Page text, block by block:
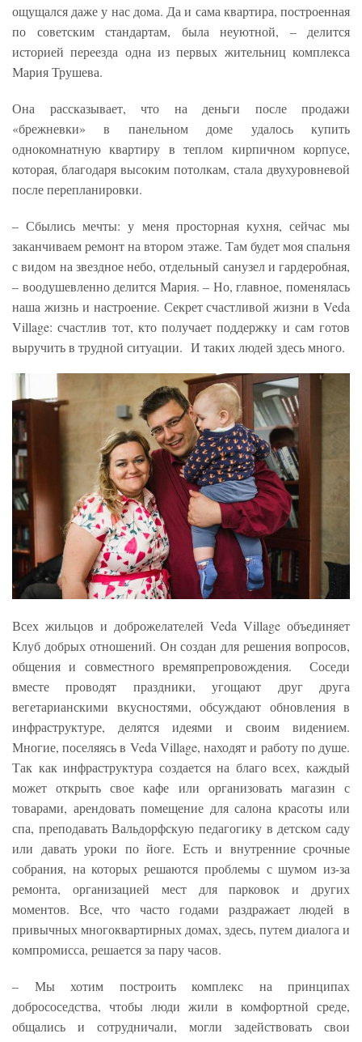
ощущался даже у нас дома. Да и сама квартира, построенная
по советским стандартам, была неуютной, – делится
историей переезда одна из первых жительниц комплекса
Мария Трушева.
Она рассказывает, что на деньги после продажи
«брежневки» в панельном доме удалось купить
однокомнатную квартиру в теплом кирпичном корпусе,
которая, благодаря высоким потолкам, стала двухуровневой
после перепланировки.
– Сбылись мечты: у меня просторная кухня, сейчас мы
заканчиваем ремонт на втором этаже. Там будет моя спальня
с видом на звездное небо, отдельный санузел и гардеробная,
– воодушевленно делится Мария. – Но, главное, поменялась
наша жизнь и настроение. Секрет счастливой жизни в Veda
Village: счастлив тот, кто получает поддержку и сам готов
выручить в трудной ситуации. И таких людей здесь много.
Всех жильцов и доброжелателей Veda Village объединяет
Клуб добрых отношений. Он создан для решения вопросов,
общения и совместного времяпрепровождения. Соседи
вместе проводят праздники, угощают друг друга
вегетарианскими вкусностями, обсуждают обновления в
инфраструктуре, делятся идеями и своим видением.
Многие, поселяясь в Veda Village, находят и работу по душе.
Так как инфраструктура создается на благо всех, каждый
может открыть свое кафе или организовать магазин с
товарами, арендовать помещение для салона красоты или
спа, преподавать Вальдорфскую педагогику в детском саду
или давать уроки по йоге. Есть и внутренние срочные
собрания, на которых решаются проблемы с шумом из-за
ремонта, организацией мест для парковок и других
моментов. Все, что часто годами раздражает людей в
привычных многоквартирных домах, здесь, путем диалога и
компромисса, решается за пару часов.
– Мы хотим построить комплекс на принципах
добрососедства, чтобы люди жили в комфортной среде,
общались и сотрудничали, могли задействовать свои